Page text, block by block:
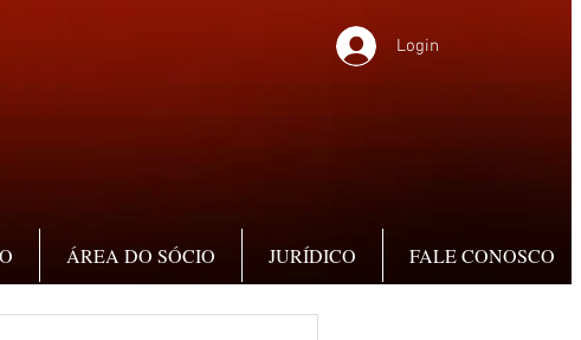
Login
ÁREA DO SÓCIO JURÍDICO FALE CONOSCO